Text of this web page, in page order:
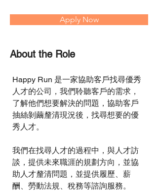
Apply Now
About the Role
Happy Run 是一家協助客戶找尋優秀
人才的公司，我們聆聽客戶的需求，
了解他們想要解決的問題，協助客戶
抽絲剝繭釐清現況後，找尋想要的優
秀人才。
我們在找尋人才的過程中，與人才訪
談，提供未來職涯的規劃方向，並協
助人才釐清問題，並提供履歷、薪
酬、勞動法規、稅務等諮詢服務。